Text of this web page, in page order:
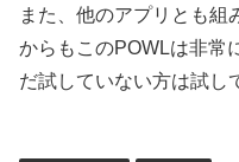
また、他のアプリとも組
からもこのPOWLは非常
だ試していない方は試し